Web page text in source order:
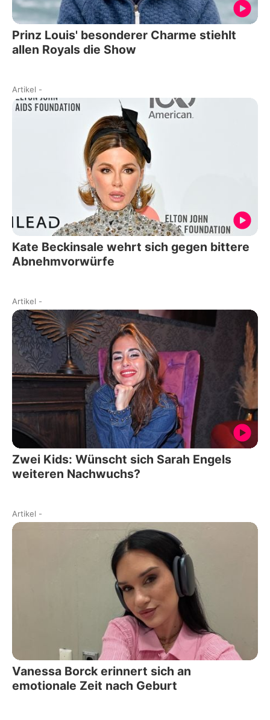
Prinz Louis' besonderer Charme stiehlt
allen Royals die Show
Artikel -
Kate Beckinsale wehrt sich gegen bittere
Abnehmvorwürfe
Artikel -
Zwei Kids: Wünscht sich Sarah Engels
weiteren Nachwuchs?
Artikel -
Vanessa Borck erinnert sich an
emotionale Zeit nach Geburt